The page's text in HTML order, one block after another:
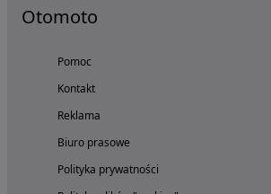
Otomoto
Pomoc
Kontakt
Reklama
Biuro prasowe
Polityka prywatności